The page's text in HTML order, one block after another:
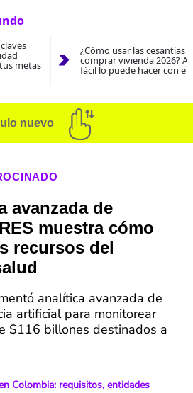
metas
¿Cómo usar las cesantías
comprar vivienda 2026?
fácil lo puede hacer con el
nuevo
avanzada de
muestra cómo
recursos del
analítica avanzada de
artificial para monitorear
$116 billones destinados a
Colombia: requisitos, entidades